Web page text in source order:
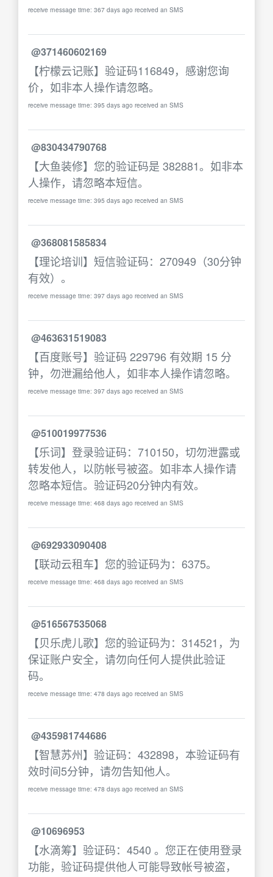
receive message time: 367 days ago received an SMS
@371460602169
【柠檬云记账】验证码116849，感谢您询
价，如非本人操作请忽略。
receive message time: 395 days ago received an SMS
@830434790768
【大鱼装修】您的验证码是 382881。如非本
人操作，请忽略本短信。
receive message time: 395 days ago received an SMS
@368081585834
【理论培训】短信验证码：270949（30分钟
有效）。
receive message time: 397 days ago received an SMS
@463631519083
【百度账号】验证码 229796 有效期 15 分
钟，勿泄漏给他人，如非本人操作请忽略。
receive message time: 397 days ago received an SMS
@510019977536
【乐词】登录验证码：710150，切勿泄露或
转发他人，以防帐号被盗。如非本人操作请
忽略本短信。验证码20分钟内有效。
receive message time: 468 days ago received an SMS
@692933090408
【联动云租车】您的验证码为：6375。
receive message time: 468 days ago received an SMS
@516567535068
【贝乐虎儿歌】您的验证码为：314521，为
保证账户安全，请勿向任何人提供此验证
码。
receive message time: 478 days ago received an SMS
@435981744686
【智慧苏州】验证码：432898，本验证码有
效时间5分钟，请勿告知他人。
receive message time: 478 days ago received an SMS
@10696953
【水滴筹】验证码：4540 。您正在使用登录
功能，验证码提供他人可能导致帐号被盗，